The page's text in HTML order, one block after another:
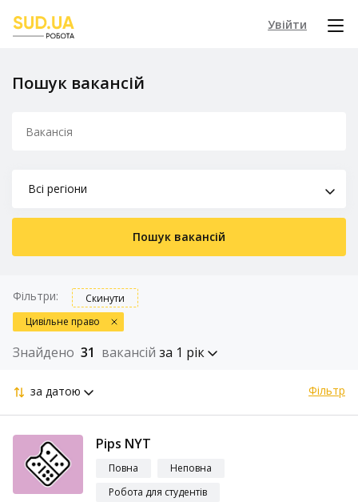
Увійти
Пошук вакансій
Всі регіони
Пошук вакансій
Фільтри:
Скинути
Цивільне право
Знайдено 31 вакансій за 1 рік
за датою Фільтр
Pips NYT
Повна
Неповна
Робота для студентів